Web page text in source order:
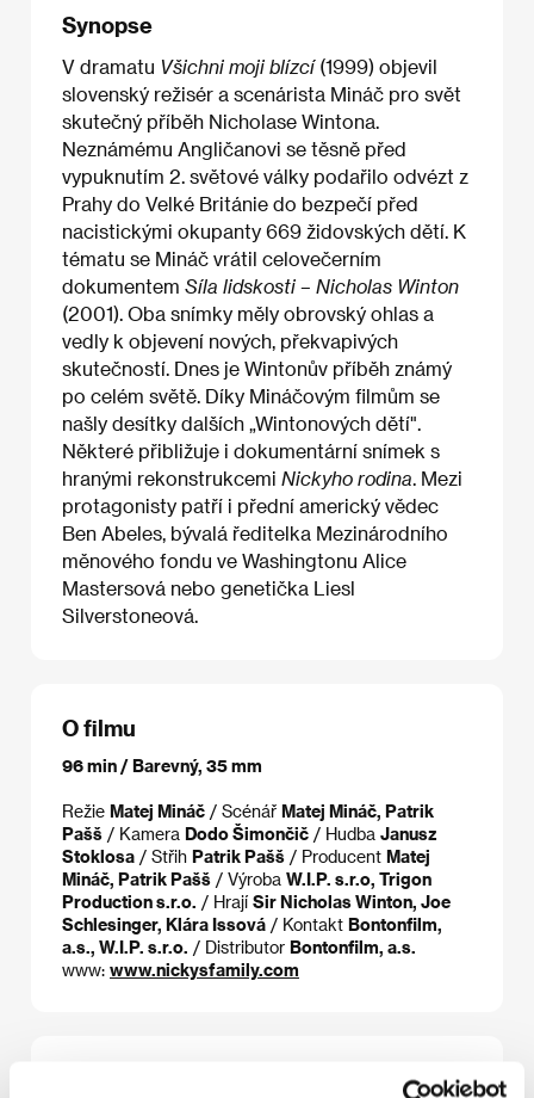
Synopse
V dramatu Všichni moji blízcí(1999) objevil
slovenský režisér a scenárista Mináč pro svět
skutečný příběh Nicholase Wintona.
Neznámému Angličanovi se těsně před
vypuknutím 2. světové války podařilo odvézt z
Prahy do Velké Británie do bezpečí před
nacistickými okupanty 669 židovských dětí. K
tématu se Mináč vrátil celovečerním
dokumentem Síla lidskosti – Nicholas Winton
(2001). Oba snímky měly obrovský ohlas a
vedly k objevení nových, překvapivých
skutečností. Dnes je Wintonův příběh známý
po celém světě. Díky Mináčovým filmům se
našly desítky dalších „Wintonových dětí".
Některé přibližuje i dokumentární snímek s
hranými rekonstrukcemi Nickyho rodina . Mezi
protagonisty patří i přední americký vědec
Ben Abeles, bývalá ředitelka Mezinárodního
měnového fondu ve Washingtonu Alice
Mastersová nebo genetička Liesl
Silverstoneová.
O filmu
96 min / Barevný, 35 mm
Režie Matej Mináč / Scénář Matej Mináč, Patrik
Pašš / Kamera Dodo Šimončič / Hudba Janusz
Stoklosa / Střih Patrik Pašš / Producent Matej
Mináč, Patrik Pašš / Výroba W.I.P. s.r.o, Trigon
Production s.r.o. / Hrají Sir Nicholas Winton, Joe
Schlesinger, Klára Issová / Kontakt Bontonfilm,
a.s., W.I.P. s.r.o. / Distributor Bontonfilm, a.s.
www: www.nickysfamily.com